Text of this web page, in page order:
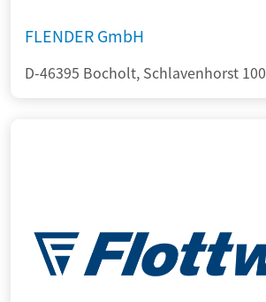
FLENDER GmbH
D-46395 Bocholt, Schlavenhorst 100